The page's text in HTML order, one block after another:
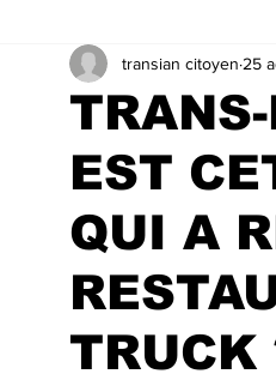
LES COULISSES DE L'HÔTEL DE
LES LECTEURS NOUS ÉCRIVENT
EST
QUI A
TRUCK
transian citoyen 25